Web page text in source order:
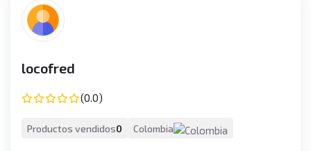
locofred
(0.0)
Productos vendidos0 Colombia